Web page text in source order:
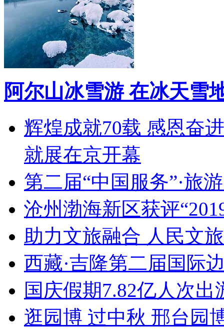
阿尔山冰雪游 在冰天雪
辉煌成就70载 感恩奋
就展在京开幕
第二届“中国服务”·旅
沧州渤海新区获评
助力文旅融合 人民文
西藏·吉隆第二届国际
国庆假期7.82亿人次
逛园博 过中秋 邢台园